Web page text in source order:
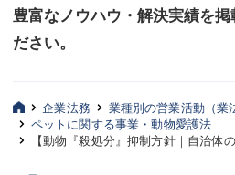
みずほ中央の特長・実質編
みずほ中央の特長・形式編
三平 聡史
豊富なノウハウ・解決実績を
ださい。
みずほ中央の特長・実質編
みずほ中央の特長・形式編
三平 聡史
企業法務
業種別の営業活動（業
ペットに関する事業・動物愛護法
【動物『殺処分』抑制方針｜自治体